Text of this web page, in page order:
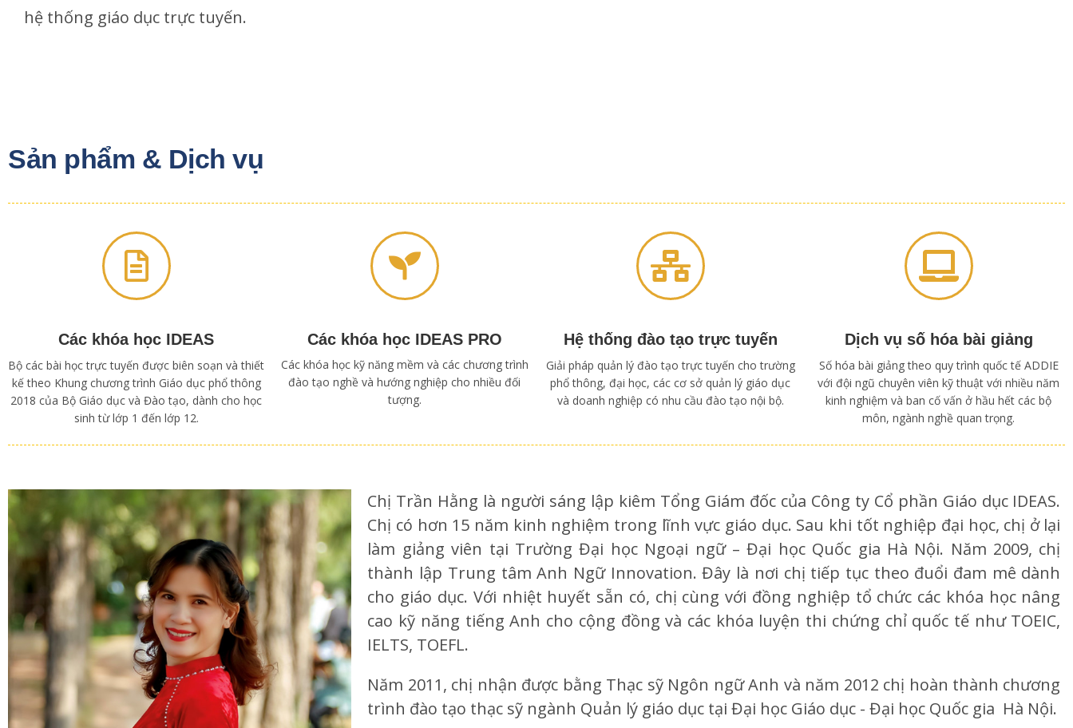
hệ thống giáo dục trực tuyến.
Sản phẩm & Dịch vụ
Các khóa học IDEAS
Bộ các bài học trực tuyến được biên soạn và thiết
kế theo Khung chương trình Giáo dục phổ thông
2018 của Bộ Giáo dục và Đào tạo, dành cho học
sinh từ lớp 1 đến lớp 12.
Các khóa học IDEAS PRO
Các khóa học kỹ năng mềm và các chương trình
đào tạo nghề và hướng nghiệp cho nhiều đối
tượng.
Hệ thống đào tạo trực tuyến
Giải pháp quản lý đào tạo trực tuyến cho trường
phổ thông, đại học, các cơ sở quản lý giáo dục
và doanh nghiệp có nhu cầu đào tạo nội bộ.
Dịch vụ số hóa bài giảng
Số hóa bài giảng theo quy trình quốc tế ADDIE
với đội ngũ chuyên viên kỹ thuật với nhiều năm
kinh nghiệm và ban cố vấn ở hầu hết các bộ
môn, ngành nghề quan trọng.
Chị Trần Hằng là người sáng lập kiêm Tổng Giám đốc của Công ty Cổ phần Giáo dục IDEAS.
Chị có hơn 15 năm kinh nghiệm trong lĩnh vực giáo dục. Sau khi tốt nghiệp đại học, chị ở lại
làm giảng viên tại Trường Đại học Ngoại ngữ – Đại học Quốc gia Hà Nội. Năm 2009, chị
thành lập Trung tâm Anh Ngữ Innovation. Đây là nơi chị tiếp tục theo đuổi đam mê dành
cho giáo dục. Với nhiệt huyết sẵn có, chị cùng với đồng nghiệp tổ chức các khóa học nâng
cao kỹ năng tiếng Anh cho cộng đồng và các khóa luyện thi chứng chỉ quốc tế như TOEIC,
IELTS, TOEFL.
Năm 2011, chị nhận được bằng Thạc sỹ Ngôn ngữ Anh và năm 2012 chị hoàn thành chương
trình đào tạo thạc sỹ ngành Quản lý giáo dục tại Đại học Giáo dục - Đại học Quốc gia Hà Nội.